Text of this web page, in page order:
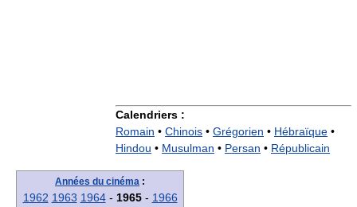
Calendriers :
Romain • Chinois • Grégorien • Hébraïque •
Hindou • Musulman • Persan • Républicain
Années du cinéma :
1962 1963 1964- 1965- 1966